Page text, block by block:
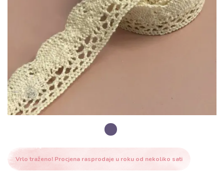
Vrlo traženo! Procjena rasprodaje u roku od nekoliko sati